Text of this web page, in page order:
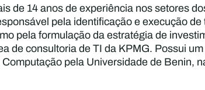
de 14 anos de experiência nos setores
pela identificação e execução
pela formulação da estratégia de
de consultoria de TI da KPMG. Possui
pela Universidade de Benin,